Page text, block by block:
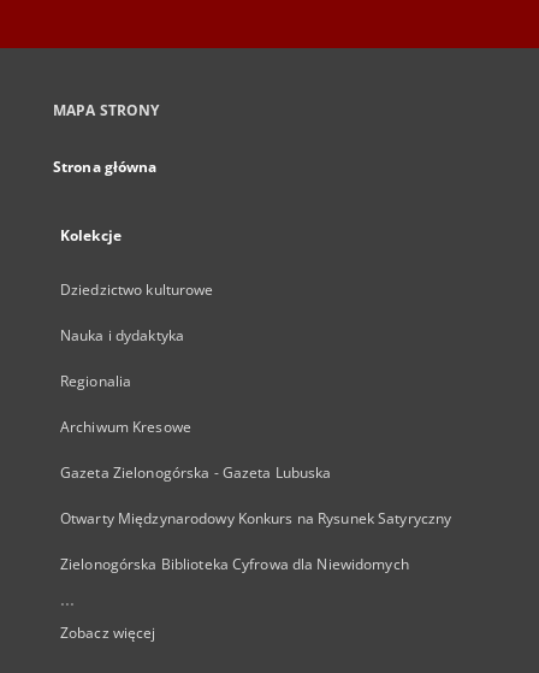
MAPA STRONY
Strona główna
Kolekcje
Dziedzictwo kulturowe
Nauka i dydaktyka
Regionalia
Archiwum Kresowe
Gazeta Zielonogórska - Gazeta Lubuska
Otwarty Międzynarodowy Konkurs na Rysunek Satyryczny
Zielonogórska Biblioteka Cyfrowa dla Niewidomych
...
Zobacz więcej